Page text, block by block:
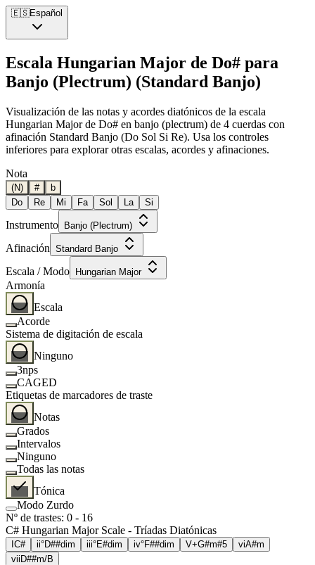
🇪🇸Español
Escala Hungarian Major de Do# para
Banjo (Plectrum) (Standard Banjo)
Visualización de las notas y acordes diatónicos de la escala
Hungarian Major de Do# en banjo (plectrum) de 4 cuerdas con
afinación Standard Banjo (Do Sol Si Re). Usa los controles
inferiores para explorar otras escalas, acordes y afinaciones.
Nota
(N) #
b
Do
Re Mi Fa Sol La Si
Instrumento Banjo (Plectrum)
Afinación Standard Banjo
Escala / Modo Hungarian Major
Armonía
Escala
Acorde
Sistema de digitación de escala
Ninguno
3nps
CAGED
Etiquetas de marcadores de traste
Notas
Grados
Intervalos
Ninguno
Todas las notas
Tónica
Modo Zurdo
Nº de trastes: 0 - 16
C# Hungarian Major Scale - Tríadas Diatónicas
C# ii°D##dim iii°E#dim iv°F##dim V+G#m#5 viA#m
vii D##m/B